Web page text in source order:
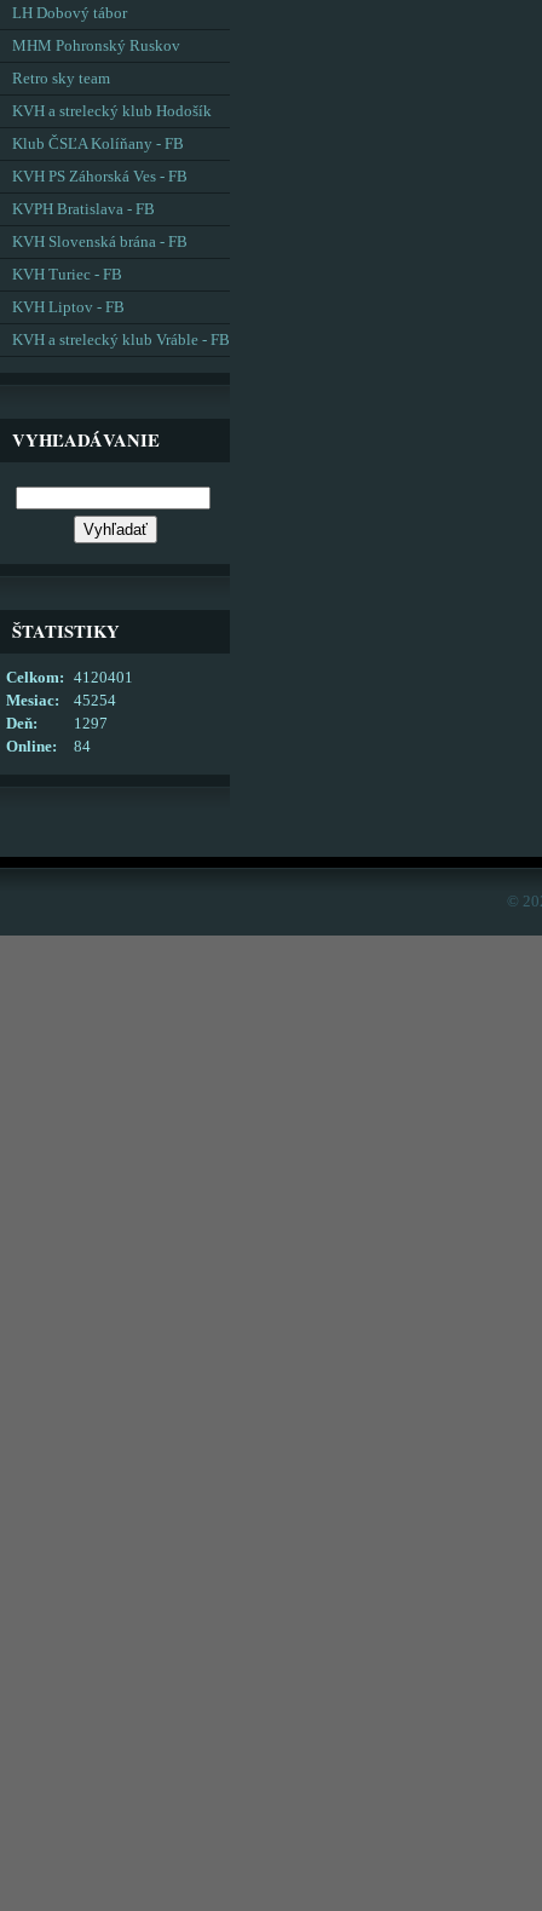
LH Dobový tábor
MHM Pohronský Ruskov
Retro sky team
KVH a strelecký klub Hodošík
Klub ČSĽA Kolíňany - FB
KVH PS Záhorská Ves - FB
KVPH Bratislava - FB
KVH Slovenská brána - FB
KVH Turiec - FB
KVH Liptov - FB
KVH a strelecký klub Vráble - FB
VYHĽADÁVANIE
ŠTATISTIKY
Online: 84
Celkom:
4120401
Mesiac:
45254
Deň:
1297
©